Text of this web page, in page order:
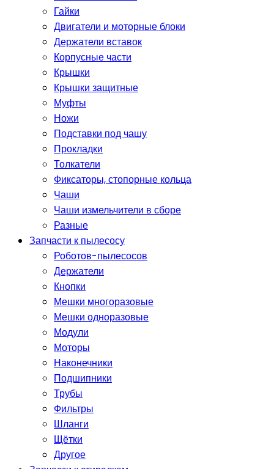
Гайки
Двигатели и моторные блоки
Держатели вставок
Корпусные части
Крышки
Крышки защитные
Муфты
Ножи
Подставки под чашу
Прокладки
Толкатели
Фиксаторы, стопорные кольца
Чаши
Чаши измельчители в сборе
Разные
Запчасти к пылесосу
Роботов-пылесосов
Держатели
Кнопки
Мешки многоразовые
Мешки одноразовые
Модули
Моторы
Наконечники
Подшипники
Трубы
Фильтры
Шланги
Щётки
Другое